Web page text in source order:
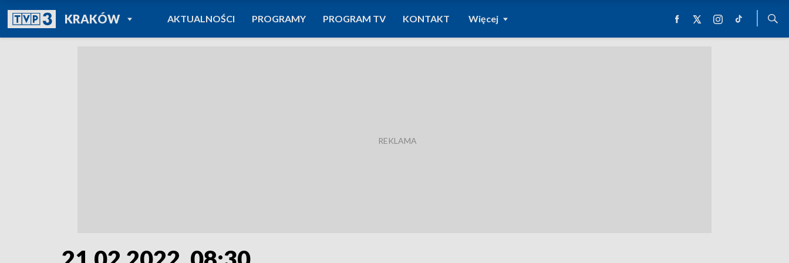
KRAKÓWPOWRÓT DO
TVP REGIONY
AKTUALNOŚCI PROGRAMY PROGRAM TV KONTAKT Więcej